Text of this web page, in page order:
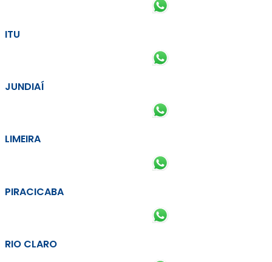
ITU
JUNDIAÍ
LIMEIRA
PIRACICABA
RIO CLARO